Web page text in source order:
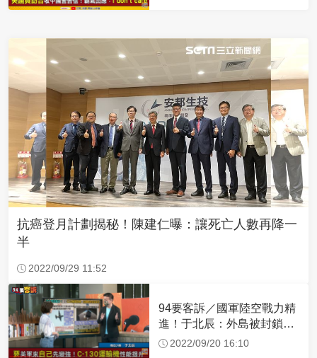
抗癌登月計劃揭秘！陳建仁曝：讓死亡人數再降一
半
2022/09/29 11:52
94要客訴／國軍陸空戰力精
進！于北辰：外島被封鎖可
空中補給
2022/09/20 16:10